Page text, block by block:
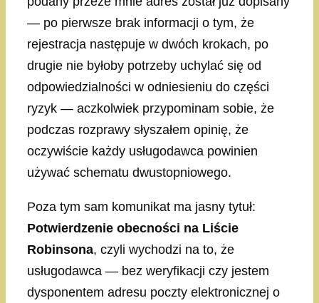
— po pierwsze brak informacji o tym, że
rejestracja następuje w dwóch krokach, po
drugie nie byłoby potrzeby uchylać się od
odpowiedzialności w odniesieniu do części
ryzyk — aczkolwiek przypominam sobie, że
podczas rozprawy słyszałem opinię, że
oczywiście każdy usługodawca powinien
używać schematu dwustopniowego.
Poza tym sam komunikat ma jasny tytuł:
Potwierdzenie obecności na Liście
Robinsona, czyli wychodzi na to, że
usługodawca — bez weryfikacji czy jestem
dysponentem adresu poczty elektronicznej o